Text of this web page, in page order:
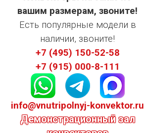
вашим размерам, звоните!
Есть популярные модели в
наличии, звоните!
+7 (495) 150-52-58
+7 (915) 000-8-111
info@vnutripolnyj-konvektor.ru
Демонстрационный зал